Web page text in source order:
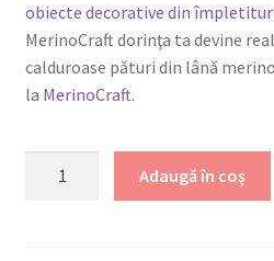
obiecte decorative din
MerinoCraft dorinţa ta devine
calduroase pături din lână
la MerinoCraft.
Adaugă în coș